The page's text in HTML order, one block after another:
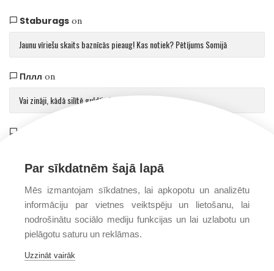
Staburagson
Jaunu vīriešu skaits baznīcās pieaug! Kas notiek? Pētījums Somijā
Пллл on
Vai zināji, kādā silītē guldīja Jēzu?
Par sīkdatnēm šajā lapā
Mēs izmantojam sīkdatnes, lai apkopotu un analizētu
informāciju par vietnes veiktspēju un lietošanu, lai
nodrošinātu sociālo mediju funkcijas un lai uzlabotu un
pielāgotu saturu un reklāmas.
Uzzināt vairāk